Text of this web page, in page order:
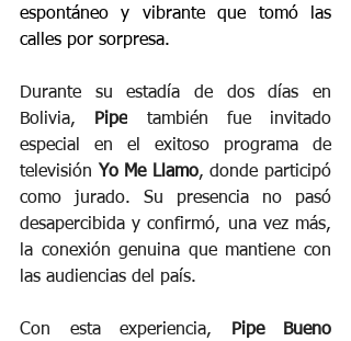
espontáneo y vibrante que tomó las
calles por sorpresa.
Durante su estadía de dos días en
Bolivia, Pipe también fue invitado
especial en el exitoso programa de
televisión Yo Me Llamo, donde participó
como jurado. Su presencia no pasó
desapercibida y confirmó, una vez más,
la conexión genuina que mantiene con
las audiencias del país.
Con esta experiencia,